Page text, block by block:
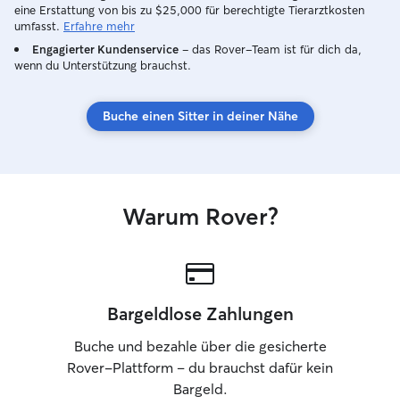
eine Erstattung von bis zu $25,000 für berechtigte Tierarztkosten
umfasst. Erfahre mehr
Engagierter Kundenservice – das Rover-Team ist für dich da,
wenn du Unterstützung brauchst.
Buche einen Sitter in deiner Nähe
Warum Rover?
Bargeldlose Zahlungen
Buche und bezahle über die gesicherte
Rover-Plattform – du brauchst dafür kein
Bargeld.